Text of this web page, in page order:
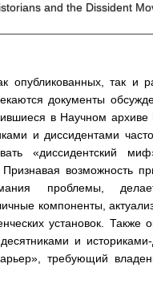
and the Dissident
опубликованных, так и
документы
в Научном
и диссидентами
«диссидентский
возможность
проблемы,
компоненты,
установок.
и
требующий